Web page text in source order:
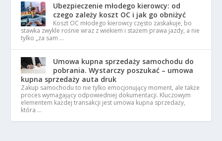
Ubezpieczenie młodego kierowcy: od
czego zależy koszt OC i jak go obniżyć
Koszt OC młodego kierowcy często zaskakuje, bo
stawka zwykle rośnie wraz z wiekiem i stażem prawa jazdy, a nie
tylko „za sam …
Umowa kupna sprzedaży samochodu do
pobrania. Wystarczy poszukać – umowa
kupna sprzedaży auta druk
Zakup samochodu to nie tylko emocjonujący moment, ale także
proces wymagający odpowiedniej dokumentacji. Kluczowym
elementem każdej transakcji jest umowa kupna sprzedaży,
która …